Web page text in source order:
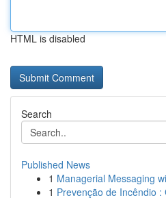
HTML is disabled
Search
Published News
1 Managerial Messaging
1 Prevenção de Incêndio :